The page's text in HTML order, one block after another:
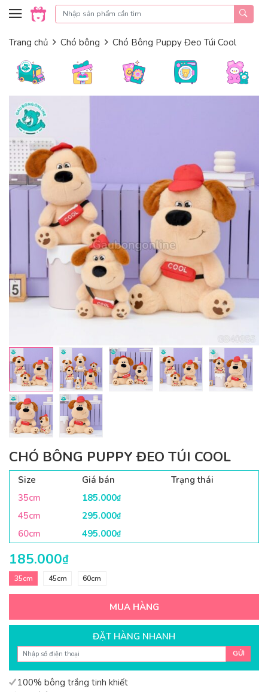
Skip to content
Trang chủ Chó bông Chó Bông Puppy Đeo Túi Cool
CHÓ BÔNG PUPPY ĐEO TÚI COOL
Size Giá bán
Trạng thái
35cm
185.000₫
45cm 295.000₫
60cm 495.000₫
185.000₫
35cm 45cm 60cm
MUA HÀNG
ĐẶT HÀNG NHANH
GỬI
100% bông trắng tinh khiết